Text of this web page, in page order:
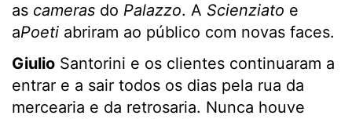
as cameras do Palazzo. A Scienziato e
aPoeti abriram ao público com novas faces.
Giulio Santorini e os clientes continuaram a
entrar e a sair todos os dias pela rua da
mercearia e da retrosaria. Nunca houve